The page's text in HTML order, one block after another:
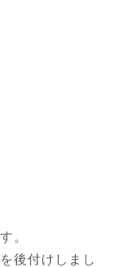
。
後付けしまし